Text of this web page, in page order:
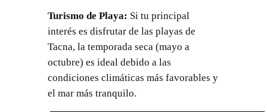
Turismo de Playa: Si tu principal
interés es disfrutar de las playas de
Tacna, la temporada seca (mayo a
octubre) es ideal debido a las
condiciones climáticas más favorables y
el mar más tranquilo.